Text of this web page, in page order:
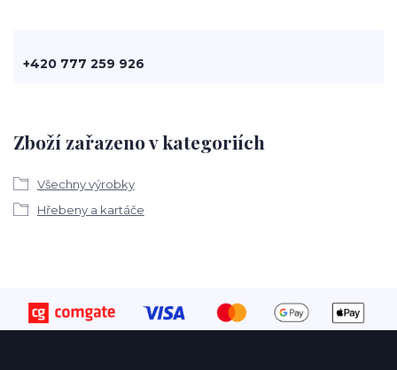
Zboží zařazeno v kategoriích
Všechny výrobky
Hřebeny a kartáče
+420 777 259 926